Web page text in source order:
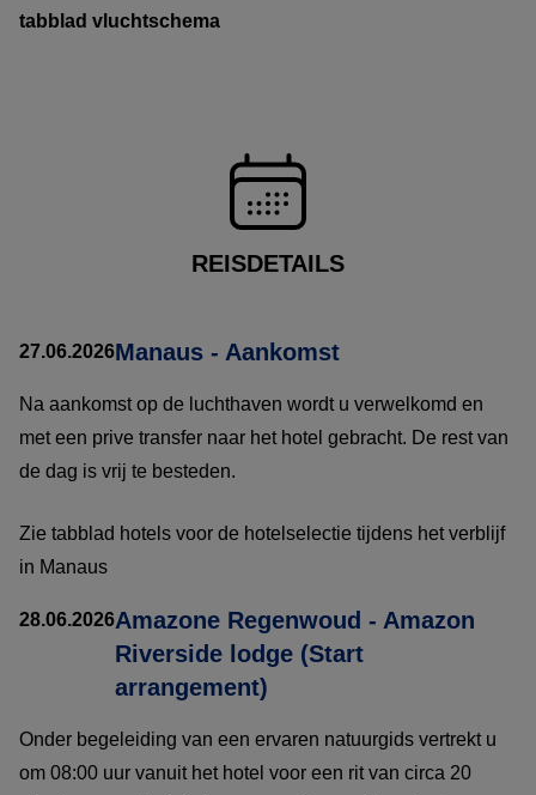
tabblad vluchtschema
REISDETAILS
27.06.2026Manaus - Aankomst
Na aankomst op de luchthaven wordt u verwelkomd en
met een prive transfer naar het hotel gebracht. De rest van
de dag is vrij te besteden.
Zie tabblad hotels voor de hotelselectie tijdens het verblijf
in Manaus
28.06.2026Amazone Regenwoud - Amazon
Riverside lodge (Start
arrangement)
Onder begeleiding van een ervaren natuurgids vertrekt u
om 08:00 uur vanuit het hotel voor een rit van circa 20